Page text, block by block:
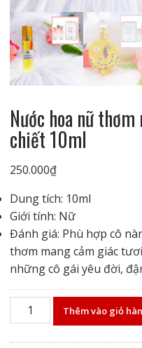
Nước hoa nữ
chiết 10ml
250.000₫
Dung tích: 10ml
Giới tính: Nữ
Đánh giá: Phù hợp cô
thơm mang cảm giác
những cô gái yêu đời,
Nước
hoa
nữ
Thêm vào giỏ